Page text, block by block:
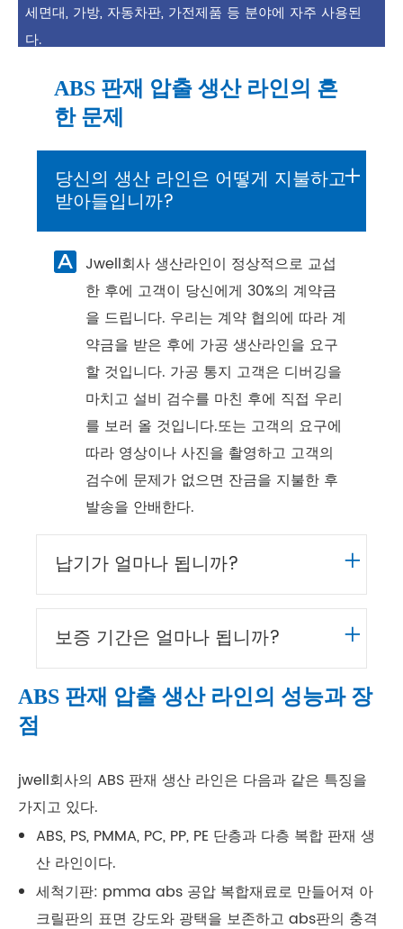
세면대, 가방, 자동차판, 가전제품 등 분야에 자주 사용된
다.
ABS 판재 압출 생산 라인의 흔
한 문제
당신의 생산 라인은 어떻게 지불하고
받아들입니까?
+

Jwell회사 생산라인이 정상적으로 교섭
한 후에 고객이 당신에게 30%의 계약금
을 드립니다. 우리는 계약 협의에 따라 계
약금을 받은 후에 가공 생산라인을 요구
할 것입니다. 가공 통지 고객은 디버깅을
마치고 설비 검수를 마친 후에 직접 우리
를 보러 올 것입니다.또는 고객의 요구에
따라 영상이나 사진을 촬영하고 고객의
검수에 문제가 없으면 잔금을 지불한 후
발송을 안배한다.
납기가 얼마나 됩니까? +
보증 기간은 얼마나 됩니까? +
ABS 판재 압출 생산 라인의 성능과 장
점
jwell회사의 ABS 판재 생산 라인은 다음과 같은 특징을
가지고 있다.
ABS, PS, PMMA, PC, PP, PE 단층과 다층 복합 판재 생
산 라인이다.
세척기판: pmma abs 공압 복합재료로 만들어져 아
크릴판의 표면 강도와 광택을 보존하고 abs판의 충격